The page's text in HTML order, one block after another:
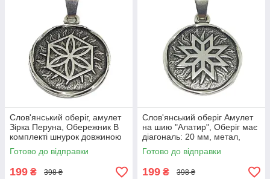
Слов'янський оберіг, амулет
Зірка Перуна, Обережник В
комплекті шнурок довжиною
70 см, метал
Готово до відправки
199 ₴ 398 ₴
Слов'янський оберіг Амулет
на шию "Алатир", Оберіг має
діагональ: 20 мм, метал,
амулет
Готово до відправки
199 ₴ 398 ₴